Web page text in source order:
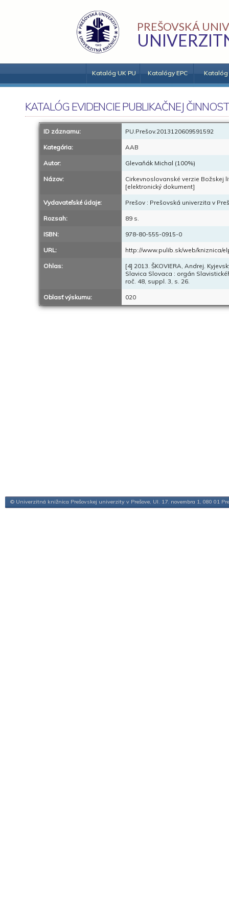
PREŠOVSKÁ
Katalóg UK PU Katalógy EPC Katalóg
KATALÓG EVIDENCIE PUBLIKAČNEJ
ID záznamu: PU.Prešov.2013120609591592
Kategória: AAB
Autor: Glevaňák Michal (100%)
Názov:
Cirkevnoslovanské verzie Božskej
[elektronický dokument]
Vydavateľské údaje: Prešov : Prešovská univerzita v
Rozsah: 89 s.
ISBN: 978-80-555-0915-0
URL: http://www.pulib.sk/web/kniznica/
Ohlas:
[4] 2013. ŠKOVIERA, Andrej.
Slavica Slovaca : orgán
roč. 48, suppl. 3, s. 26.
Oblasť výskumu: 020
© Univerzitná knižnica Prešovskej univerzity v Prešove, Ul. 17. novembra 1, 080 01